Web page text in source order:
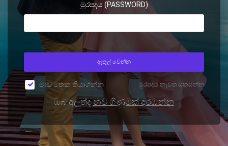
මුරපදය (PASSWORD)
ඇතුල් වෙන්න
මාව මතක තියාගන්න මුරපදය නැවත සකසන්න
ඔබ අලුත්ද නව ගිණුමක් අරඹන්න